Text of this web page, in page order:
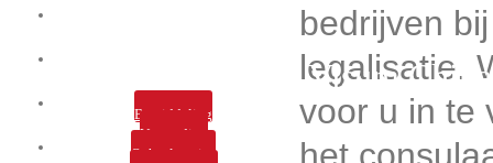
Bemiddeling
Verzending
Ophaalservice
Services
Visum
bedrijven
legalisatie.
voor u in te